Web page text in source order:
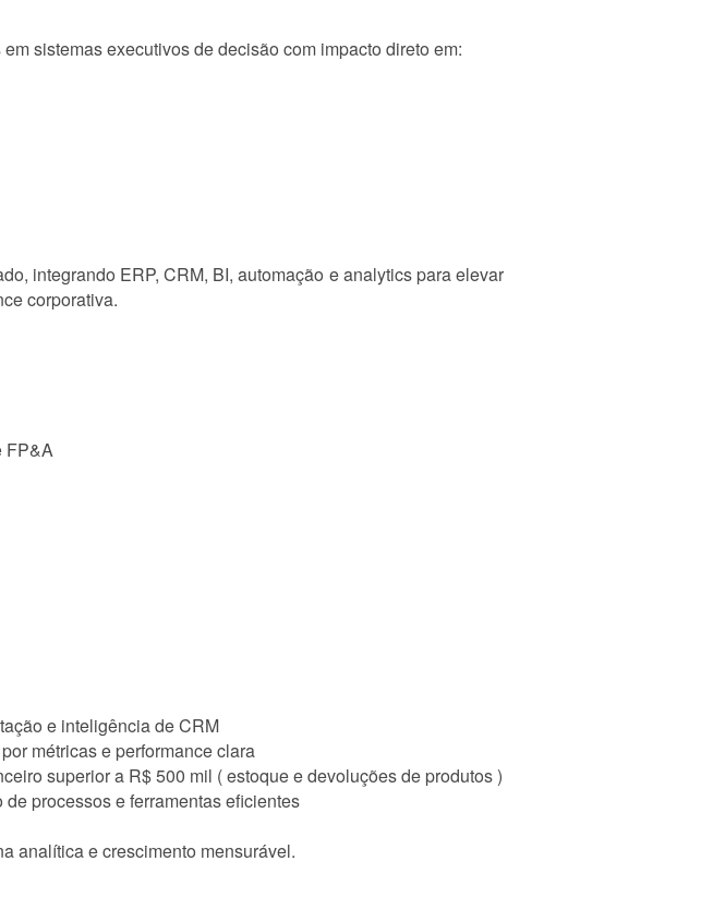
sistemas executivos de decisão com impacto direto em:
integrando ERP, CRM, BI, automação e analytics para elevar
corporativa.
FP&A
e inteligência de CRM
métricas e performance clara
superior a R$ 500 mil ( estoque e devoluções de produtos )
processos e ferramentas eficientes
analítica e crescimento mensurável.